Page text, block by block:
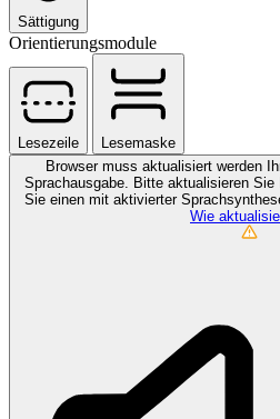
Sättigung
Orientierungsmodule
Lesezeile
Lesemaske
Browser muss aktualisiert werden
Sprachausgabe. Bitte aktualisieren Sie
Sie einen mit aktivierter
Wie